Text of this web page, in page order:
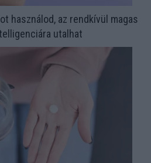
használod, az rendkívül magas
utalhat